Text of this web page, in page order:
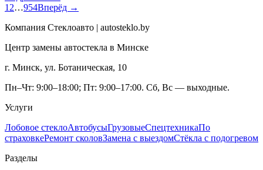
1 2…954Вперёд →
Компания Стеклоавто | autosteklo.by
Центр замены автостекла в Минске
г. Минск, ул. Ботаническая, 10
Пн–Чт: 9:00–18:00; Пт: 9:00–17:00. Сб, Вс — выходные.
Услуги
Лобовое стеклоАвтобусыГрузовыеСпецтехникаПо
страховкеРемонт сколовЗамена с выездомСтёкла с подогревом
Разделы